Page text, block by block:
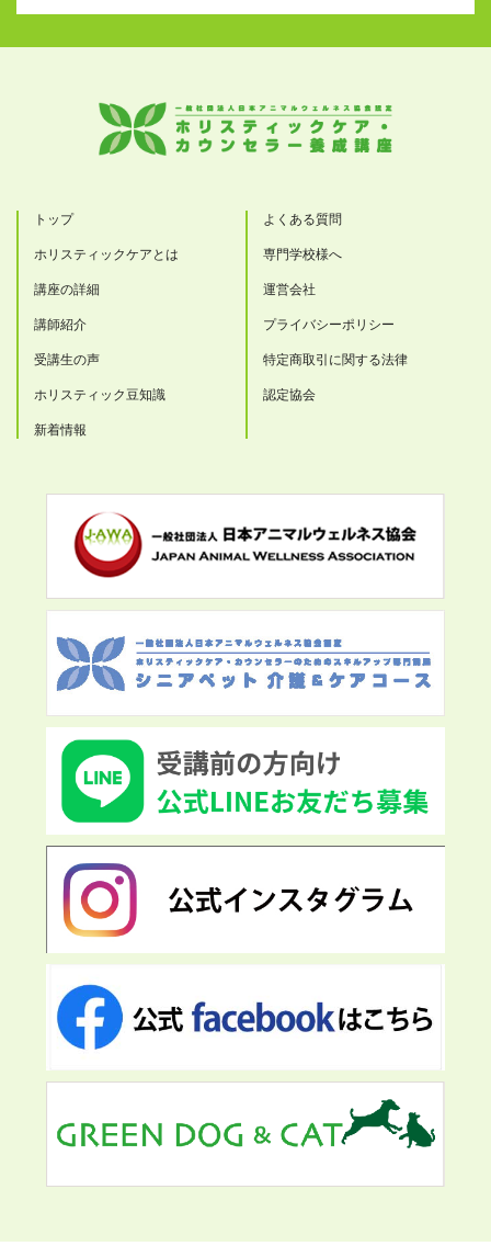
トップ
ホリスティックケアとは
講座の詳細
講師紹介
受講生の声
ホリスティック豆知識
新着情報
よくある質問
専門学校様へ
運営会社
プライバシーポリシー
特定商取引に関する法律
認定協会